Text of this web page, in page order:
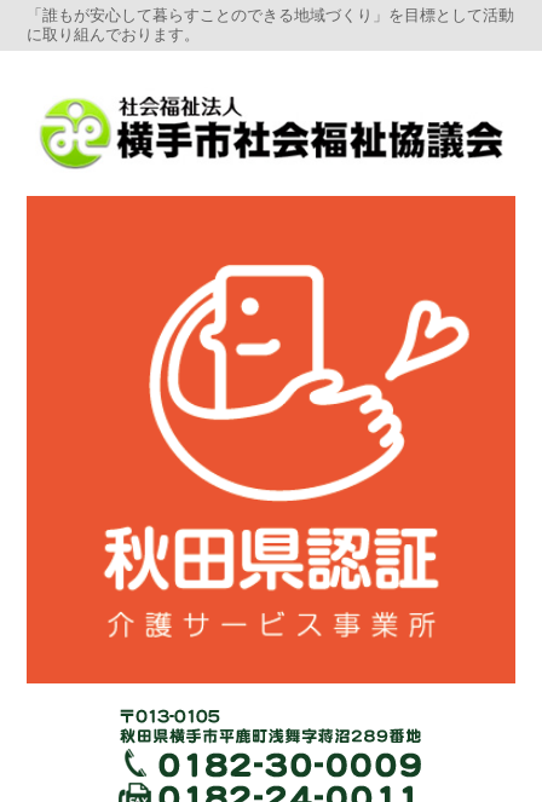
「誰もが安心して暮らすことのできる地域づくり」を目標として活動
に取り組んでおります。